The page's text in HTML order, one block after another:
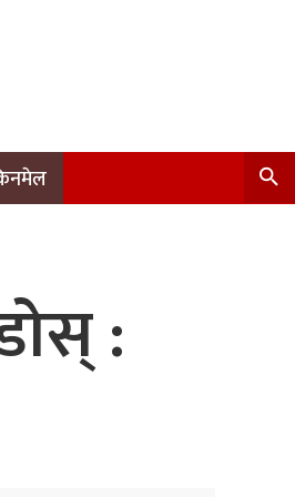
: